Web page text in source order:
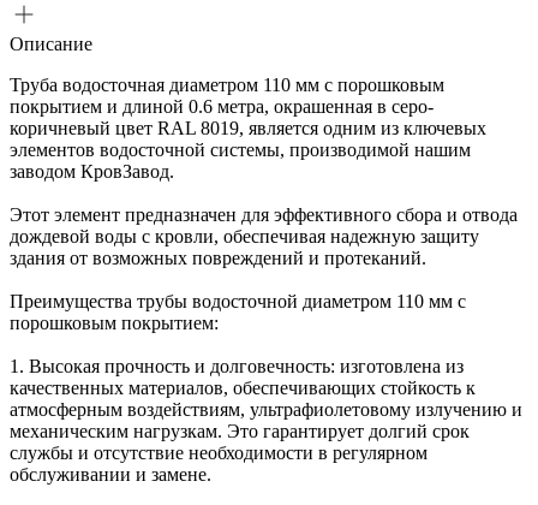
Описание
Труба водосточная диаметром 110 мм с порошковым
покрытием и длиной 0.6 метра, окрашенная в серо-
коричневый цвет RAL 8019, является одним из ключевых
элементов водосточной системы, производимой нашим
заводом КровЗавод.
Этот элемент предназначен для эффективного сбора и отвода
дождевой воды с кровли, обеспечивая надежную защиту
здания от возможных повреждений и протеканий.
Преимущества трубы водосточной диаметром 110 мм с
порошковым покрытием:
1. Высокая прочность и долговечность: изготовлена из
качественных материалов, обеспечивающих стойкость к
атмосферным воздействиям, ультрафиолетовому излучению и
механическим нагрузкам. Это гарантирует долгий срок
службы и отсутствие необходимости в регулярном
обслуживании и замене.